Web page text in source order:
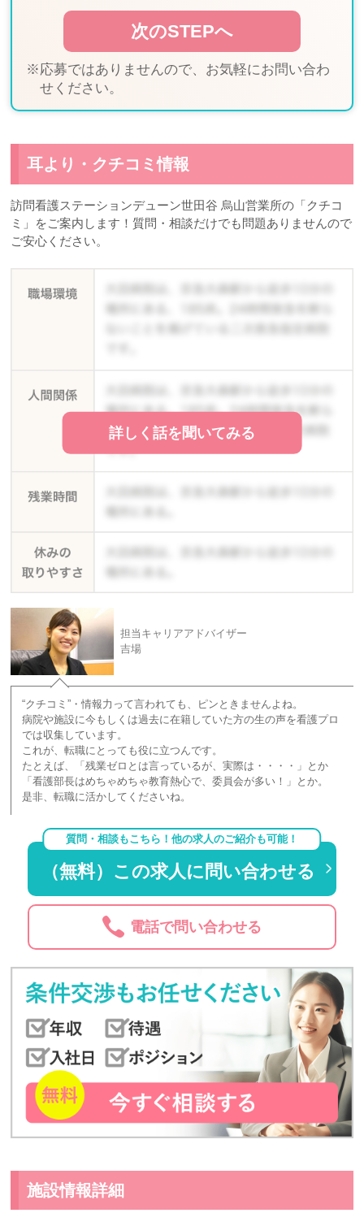
※応募ではありませんので、お気軽にお問い合わ
せください。
耳より・クチコミ情報
訪問看護ステーションデューン世田谷 烏山営業所の「クチコ
ミ」をご案内します！質問・相談だけでも問題ありませんので
ご安心ください。
詳しく話を聞いてみる
担当キャリアアドバイザー
吉場
“クチコミ”・情報力って言われても、ピンときませんよね。
病院や施設に今もしくは過去に在籍していた方の生の声を看護プロ
では収集しています。
これが、転職にとっても役に立つんです。
たとえば、「残業ゼロとは言っているが、実際は・・・・」とか
「看護部長はめちゃめちゃ教育熱心で、委員会が多い！」とか。
是非、転職に活かしてくださいね。
質問・相談もこちら！他の求人のご紹介も可能！
（無料）この求人に問い合わせる
電話で問い合わせる
施設情報詳細